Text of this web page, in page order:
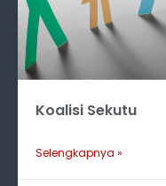
Koalisi Sekutu
Selengkapnya »